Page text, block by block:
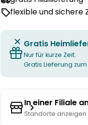
flexible und sichere
Gratis
Nur für kurze Zeit:
Gratis Lieferung
In einer Filiale
Standorte anzeigen